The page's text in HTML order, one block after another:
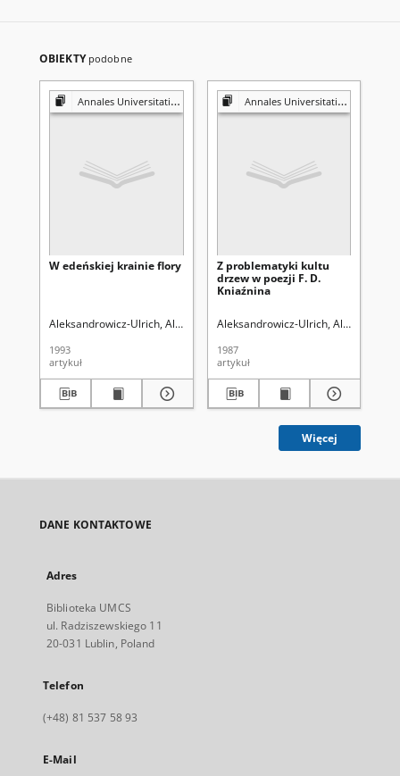
OBIEKTY podobne
Annales Universitatis Mariae Curie-Skłodowska. Sectio FF, Philologiae
W edeńskiej krainie flory
Aleksandrowicz-Ulrich, Alina (1931- ). Aleksandrowicz-Ulrich, Alina
1993
artykuł
Annales Universitatis Mariae Curie-Skłodowska. Sectio FF, Philologiae
Z problematyki kultu
drzew w poezji F. D.
Kniaźnina
Aleksandrowicz-Ulrich, Alina (1931-
1987
artykuł
Więcej
DANE KONTAKTOWE
Adres
Biblioteka UMCS
ul. Radziszewskiego 11
20-031 Lublin, Poland
Telefon
(+48) 81 537 58 93
E-Mail